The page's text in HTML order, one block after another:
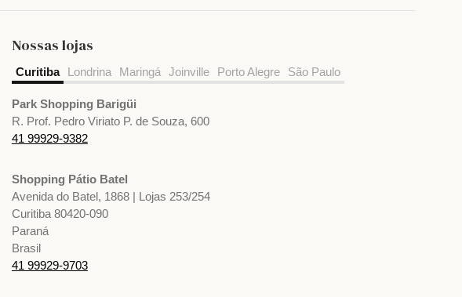
Nossas lojas
Curitiba Londrina Maringá Joinville Porto Alegre São Paulo
Park Shopping Barigüi
R. Prof. Pedro Viriato P. de Souza, 600
41 99929-9382
Shopping Pátio Batel
Avenida do Batel, 1868 | Lojas 253/254
Curitiba 80420-090
Paraná
Brasil
41 99929-9703